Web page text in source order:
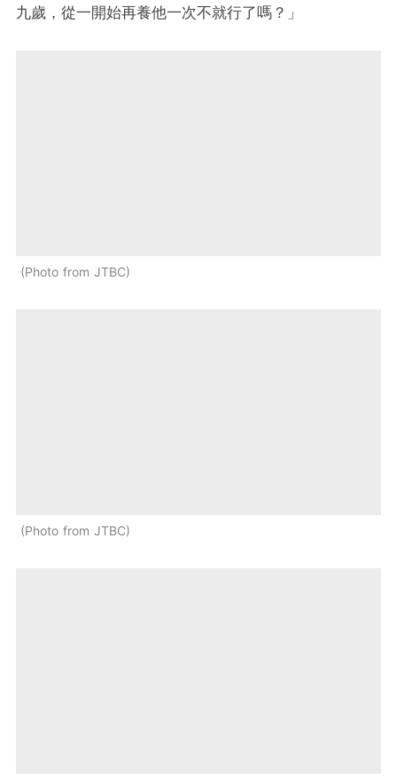
九歲，從一開始再養他一次不就行了嗎？」
Photo from JTBC
Photo from JTBC